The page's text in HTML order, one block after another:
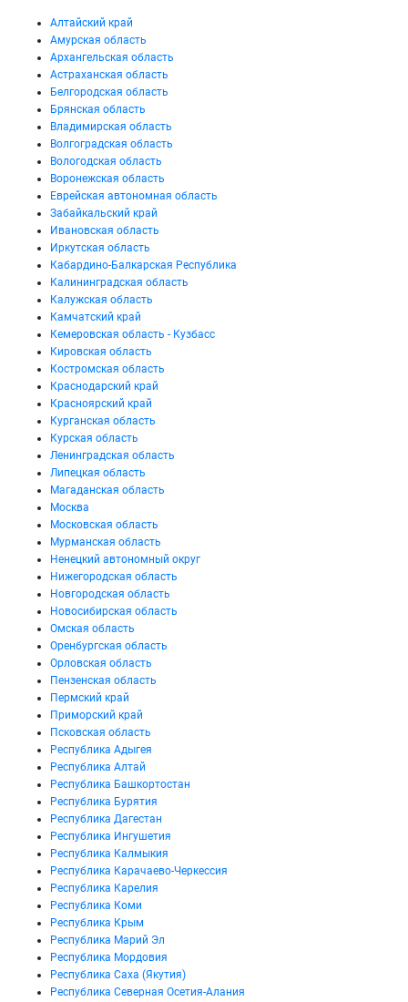
Алтайский край
Амурская область
Архангельская область
Астраханская область
Белгородская область
Брянская область
Владимирская область
Волгоградская область
Вологодская область
Воронежская область
Еврейская автономная область
Забайкальский край
Ивановская область
Иркутская область
Кабардино-Балкарская Республика
Калининградская область
Калужская область
Камчатский край
Кемеровская область - Кузбасс
Кировская область
Костромская область
Краснодарский край
Красноярский край
Курганская область
Курская область
Ленинградская область
Липецкая область
Магаданская область
Москва
Московская область
Мурманская область
Ненецкий автономный округ
Нижегородская область
Новгородская область
Новосибирская область
Омская область
Оренбургская область
Орловская область
Пензенская область
Пермский край
Приморский край
Псковская область
Республика Адыгея
Республика Алтай
Республика Башкортостан
Республика Бурятия
Республика Дагестан
Республика Ингушетия
Республика Калмыкия
Республика Карачаево-Черкессия
Республика Карелия
Республика Коми
Республика Крым
Республика Марий Эл
Республика Мордовия
Республика Саха (Якутия)
Республика Северная Осетия-Алания